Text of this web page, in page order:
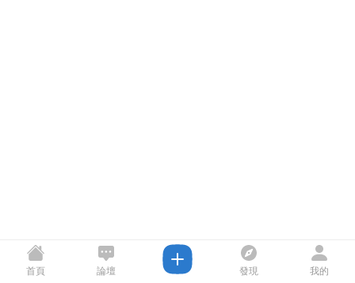
首頁 論壇 發現 我的